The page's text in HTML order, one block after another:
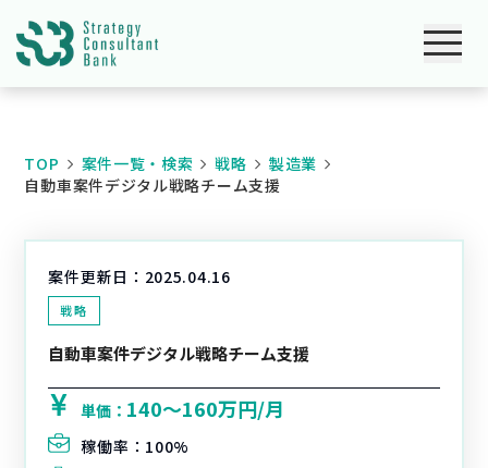
TOP 案件一覧・検索 戦略
製造業
自動車案件デジタル戦略チーム支援
案件更新日： 2025.04.16
戦略
自動車案件デジタル戦略チーム支援
単価： 140〜160万円/月
稼働率： 100%